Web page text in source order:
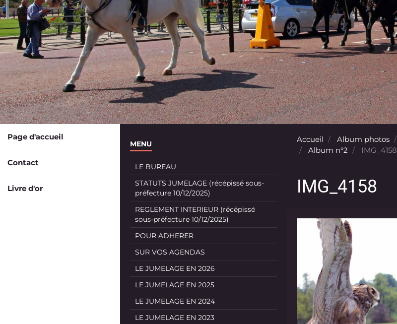
Page d'accueil
Contact
Livre d'or
Accueil Album photos
Album n°2
IMG_4158
IMG_4158
MENU
LE BUREAU
STATUTS JUMELAGE (récépissé sous-
préfecture 10/12/2025)
REGLEMENT INTERIEUR (récépissé
sous-préfecture 10/12/2025)
POUR ADHERER
SUR VOS AGENDAS
LE JUMELAGE EN 2026
LE JUMELAGE EN 2025
LE JUMELAGE EN 2024
LE JUMELAGE EN 2023